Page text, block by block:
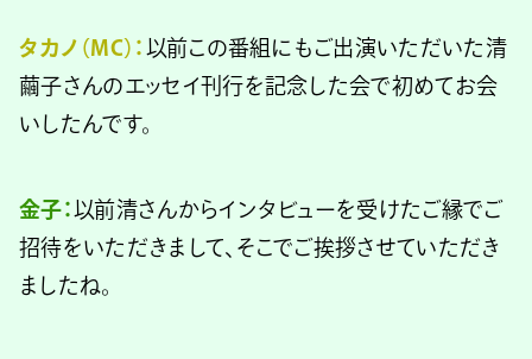
タカノ（MC）： 以前この番組にもご出演いただいた清
繭子さんのエッセイ刊行を記念した会で初めてお会
いしたんです。
金子： 以前清さんからインタビューを受けたご縁でご
招待をいただきまして、そこでご挨拶させていただき
ましたね。